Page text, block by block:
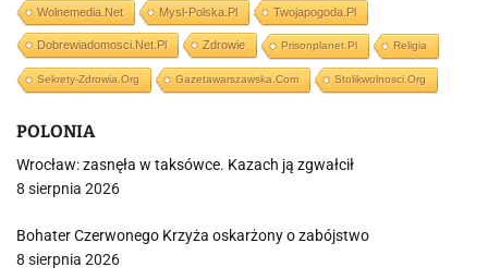
Wolnemedia.net Mysl-Polska.pl Twojapogoda.pl
Dobrewiadomosci.net.pl Zdrowie Prisonplanet.pl Religia
Sekrety-Zdrowia.org Gazetawarszawska.com Stolikwolnosci.org
POLONIA
Wrocław: zasnęła w taksówce. Kazach ją zgwałcił
8 sierpnia 2026
Bohater Czerwonego Krzyża oskarżony o zabójstwo
8 sierpnia 2026